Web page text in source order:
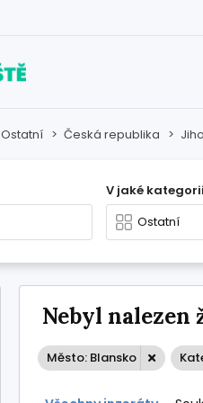
Ostatní > Česká republika >
V jaké
Nebyl nalezen
Město: Blansko